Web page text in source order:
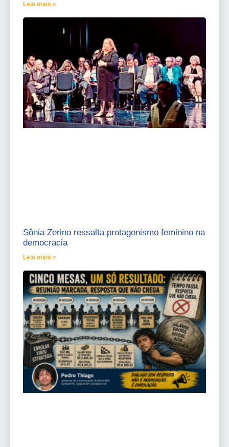
Leia mais »
Sônia Zerino ressalta protagonismo feminino na
democracia
Leia mais »